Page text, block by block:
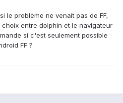
le problème ne venait pas de FF,
entre dolphin et le navigateur
si c'est seulement possible
FF ?